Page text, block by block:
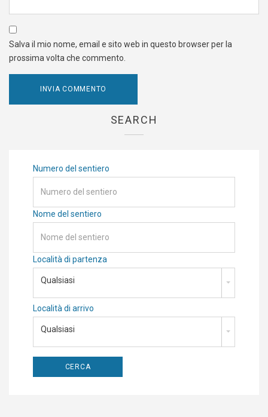
Salva il mio nome, email e sito web in questo browser per la
prossima volta che commento.
SEARCH
Numero del sentiero
Nome del sentiero
Località di partenza
Qualsiasi
Località di arrivo
Qualsiasi